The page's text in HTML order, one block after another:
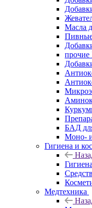
Масла
прочие
БАД
Моно-
Гигиена и
Медтехника